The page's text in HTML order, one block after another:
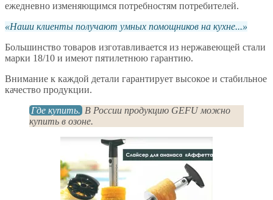
ежедневно изменяющимся потребностям потребителей.
Наши клиенты получают умных помощников на кухне...
Большинство товаров изготавливается из нержавеющей стали
марки 18/10 и имеют пятилетнюю гарантию.
Внимание к каждой детали гарантирует высокое и стабильное
качество продукции.
Где купить. В России продукцию GEFU можно
купить в озоне.